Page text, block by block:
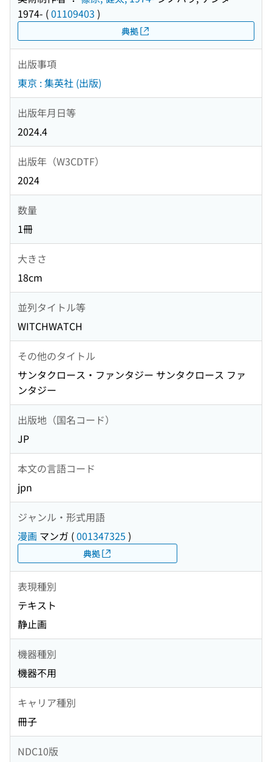
1974- (01109403 )
典拠
出版事項
東京 : 集英社 (出版)
出版年月日等
2024.4
出版年（W3CDTF）
2024
数量
1冊
大きさ
18cm
並列タイトル等
WITCHWATCH
その他のタイトル
サンタクロース・ファンタジー サンタクロース ファ
ンタジー
出版地（国名コード）
JP
本文の言語コード
jpn
ジャンル・形式用語
漫画 マンガ (001347325 )
典拠
表現種別
テキスト
静止画
機器種別
機器不用
キャリア種別
冊子
NDC10版